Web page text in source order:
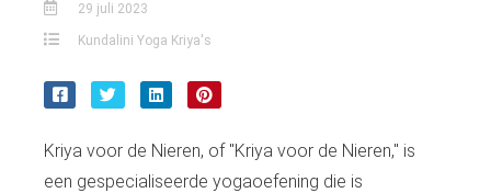
29 juli 2023
Kundalini Yoga Kriya's
Kriya voor de Nieren, of "Kriya voor de Nieren," is
een gespecialiseerde yogaoefening die is